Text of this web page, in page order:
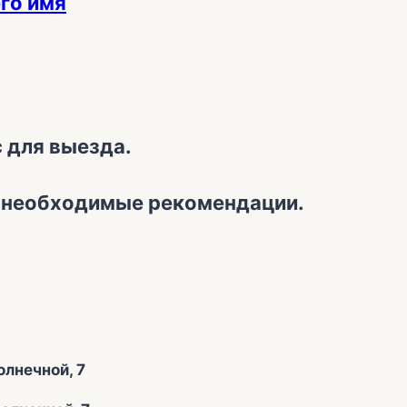
выезда.
рекомендации.
7